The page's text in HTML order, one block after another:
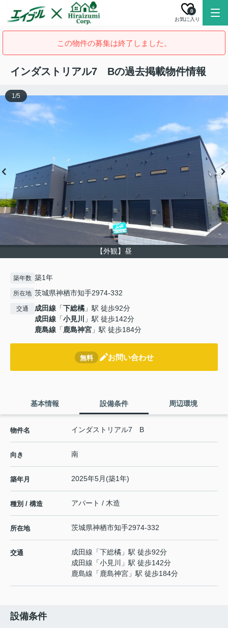
お気に入り
0
この物件の募集は終了しました。
インダストリアル7 Bの過去掲載物件情報
【外観】昼
1/5
築年数 築1年
所在地 茨城県神栖市知手2974-332
交通 成田線 「下総橘 」駅 徒歩92分
成田線 「小見川
」駅 徒歩142分
鹿島線 「鹿島神宮 」駅 徒歩184分
無料 お問い合わせ
基本情報 設備条件 周辺環境
物件名 インダストリアル7 B
向き 南
築年月 2025年5月(築1年)
種別 / 構造 アパート / 木造
所在地 茨城県神栖市知手2974-332
交通 成田線 「下総橘 」駅 徒歩92分
成田線 「小見川
」駅 徒歩142分
鹿島線 「鹿島神宮 」駅 徒歩184分
設備条件